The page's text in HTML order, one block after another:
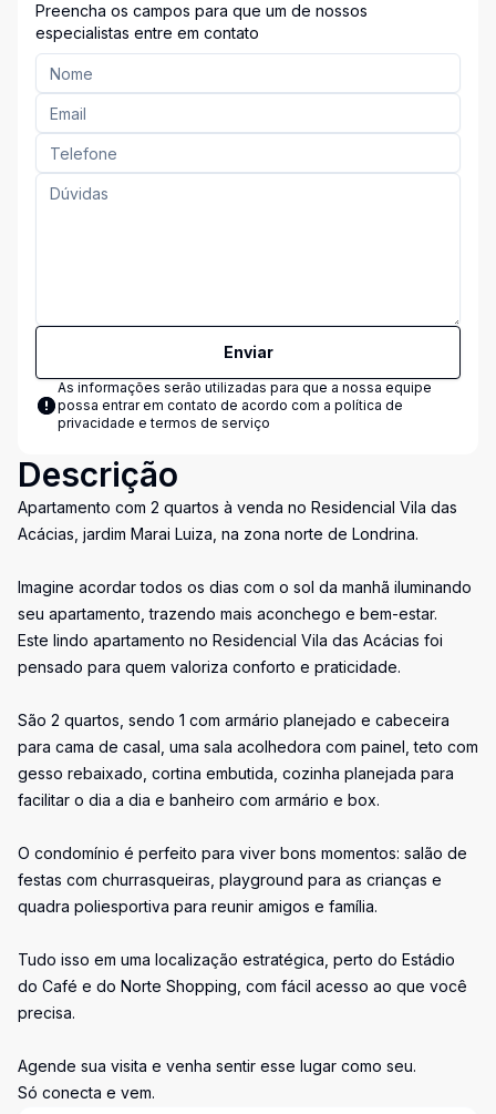
Preencha os campos para que um de nossos
especialistas entre em contato
Enviar
As informações serão utilizadas para que a nossa equipe
possa entrar em contato de acordo com a política de
privacidade e termos de serviço
Descrição
Apartamento com 2 quartos à venda no Residencial Vila das
Acácias, jardim Marai Luiza, na zona norte de Londrina.
Imagine acordar todos os dias com o sol da manhã iluminando
seu apartamento, trazendo mais aconchego e bem-estar.
Este lindo apartamento no Residencial Vila das Acácias foi
pensado para quem valoriza conforto e praticidade.
São 2 quartos, sendo 1 com armário planejado e cabeceira
para cama de casal, uma sala acolhedora com painel, teto com
gesso rebaixado, cortina embutida, cozinha planejada para
facilitar o dia a dia e banheiro com armário e box.
O condomínio é perfeito para viver bons momentos: salão de
festas com churrasqueiras, playground para as crianças e
quadra poliesportiva para reunir amigos e família.
Tudo isso em uma localização estratégica, perto do Estádio
do Café e do Norte Shopping, com fácil acesso ao que você
precisa.
Agende sua visita e venha sentir esse lugar como seu.
Só conecta e vem.